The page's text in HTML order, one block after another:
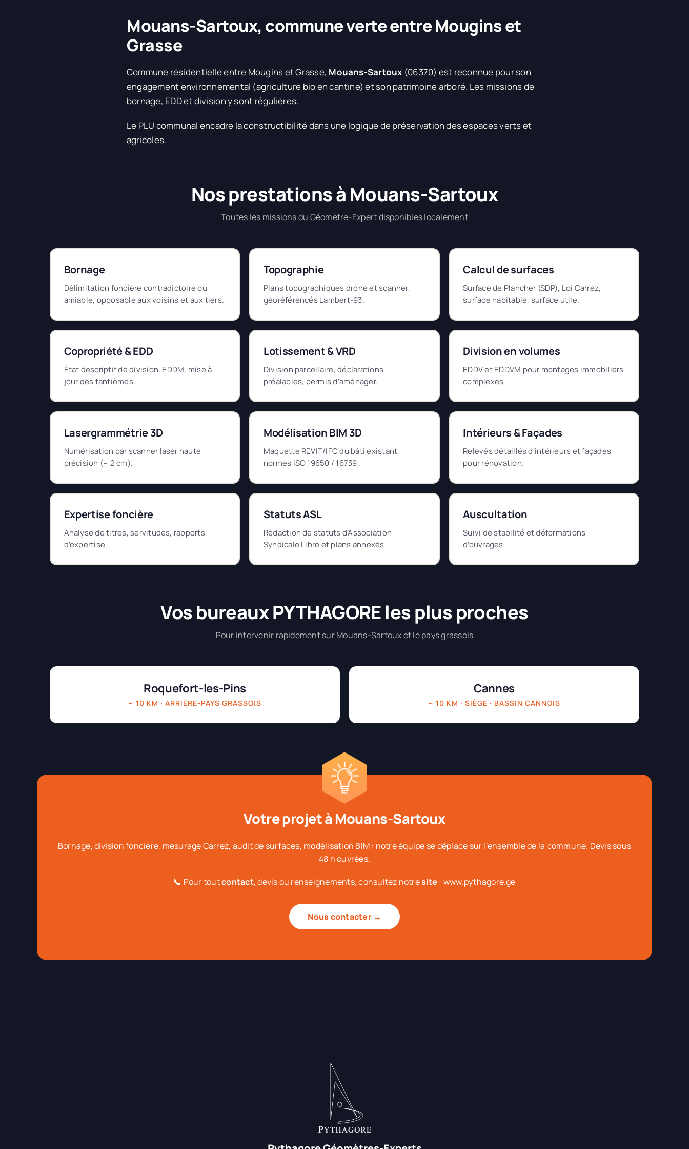
Mouans-Sartoux, commune verte entre Mougins et
Grasse
Commune résidentielle entre Mougins et Grasse, Mouans-Sartoux (06370) est reconnue pour son
engagement environnemental (agriculture bio en cantine) et son patrimoine arboré. Les missions de
bornage, EDD et division y sont régulières.
Le PLU communal encadre la constructibilité dans une logique de préservation des espaces verts et
agricoles.
Nos prestations à Mouans-Sartoux
Toutes les missions du Géomètre-Expert disponibles localement
Bornage
Délimitation foncière contradictoire ou
amiable, opposable aux voisins et aux tiers.
Topographie
Plans topographiques drone et scanner,
géoréférencés Lambert-93.
Calcul de surfaces
Surface de Plancher (SDP), Loi Carrez,
surface habitable, surface utile.
Copropriété & EDD
État descriptif de division, EDDM, mise à
jour des tantièmes.
Lotissement & VRD
Division parcellaire, déclarations
préalables, permis d’aménager.
Division en volumes
EDDV et EDDVM pour montages immobiliers
complexes.
Lasergrammétrie 3D
Numérisation par scanner laser haute
précision (~ 2 cm).
Modélisation BIM 3D
Maquette REVIT/IFC du bâti existant,
normes ISO 19650 / 16739.
Intérieurs & Façades
Relevés détaillés d’intérieurs et façades
pour rénovation.
Expertise foncière
Analyse de titres, servitudes, rapports
d’expertise.
Statuts ASL
Rédaction de statuts d’Association
Syndicale Libre et plans annexés.
Auscultation
Suivi de stabilité et déformations
d’ouvrages.
Vos bureaux PYTHAGORE les plus proches
Pour intervenir rapidement sur Mouans-Sartoux et le pays grassois
Roquefort-les-Pins
~ 10 KM · ARRIÈRE-PAYS GRASSOIS
Cannes
~ 10 KM · SIÈGE · BASSIN CANNOIS
Votre projet à Mouans-Sartoux
Bornage, division foncière, mesurage Carrez, audit de surfaces, modélisation BIM : notre équipe se déplace sur l’ensemble de la commune. Devis sous
48 h ouvrées.
📞 Pour toutcontact, devis ou renseignements, consultez notresite : www.pythagore.ge
Nous contacter →